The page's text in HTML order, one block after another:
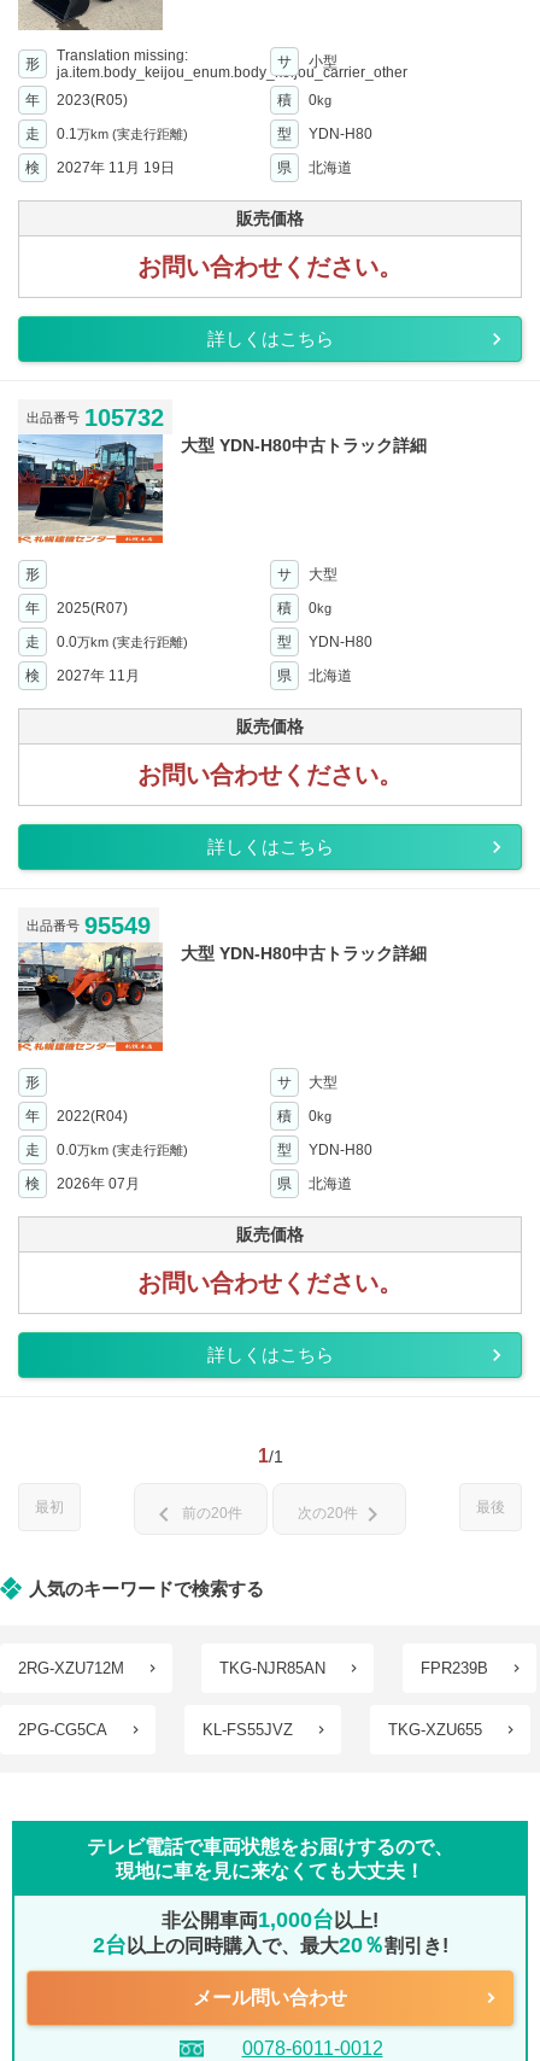
形
Translation missing:
ja.item.body_keijou_enum.body_keijou_carrier_other
サ 小型
年 2023(R05) 積 0kg
走 0.1万km (実走行距離) 型
YDN-H80
検
2027年 11月 19日 県 北海道
販売価格
お問い合わせください。
詳しくはこちら
出品番号 105732
大型 YDN-H80中古トラック詳細
形 サ
大型
年
2025(R07) 積 0kg
走 0.0万km (実走行距離) 型
YDN-H80
検
2027年 11月 県 北海道
販売価格
お問い合わせください。
詳しくはこちら
出品番号 95549
大型 YDN-H80中古トラック詳細
形 サ
大型
年
2022(R04) 積 0kg
走 0.0万km (実走行距離) 型
YDN-H80
検
2026年 07月 県 北海道
販売価格
お問い合わせください。
詳しくはこちら
1/1
最初 最後
chevron_left 前の20件 次の20件 chevron_right
人気のキーワードで検索する
2RG-XZU712M TKG-NJR85AN FPR239B
2PG-CG5CA KL-FS55JVZ TKG-XZU655
テレビ電話で車両状態をお届けするので、
現地に車を見に来なくても大丈夫！
非公開車両1,000台 以上!
2台 以上の同時購入で、最大20％割引き!
メール問い合わせ
0078-6011-0012